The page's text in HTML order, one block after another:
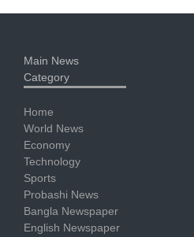
Main News
Category
Home
World News
Economy
Technology
Sports
Probashi News
Bangla Newspaper
English Newspaper